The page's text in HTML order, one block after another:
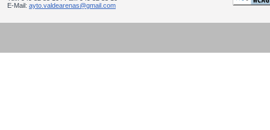
E-Mail: ayto.valdearenas@gmail.com